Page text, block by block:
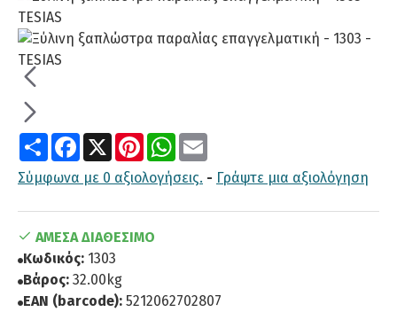
ShareFacebook
X PinterestWhatsApp
Σύμφωνα με 0 αξιολογήσεις. - Γράψτε μια αξιολόγηση
ΆΜΕΣΑ ΔΙΑΘΈΣΙΜΟ
Κωδικός: 1303
Βάρος: 32.00kg
EAN (barcode): 5212062702807